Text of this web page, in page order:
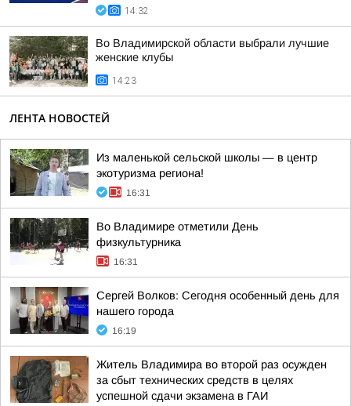
14:32
Во Владимирской области выбрали лучшие
женские клубы
14:23
ЛЕНТА НОВОСТЕЙ
Из маленькой сельской школы — в центр
экотуризма региона!
16:31
Во Владимире отметили День
физкультурника
16:31
Сергей Волков: Сегодня особенный день для
нашего города
16:19
Житель Владимира во второй раз осужден
за сбыт технических средств в целях
успешной сдачи экзамена в ГАИ